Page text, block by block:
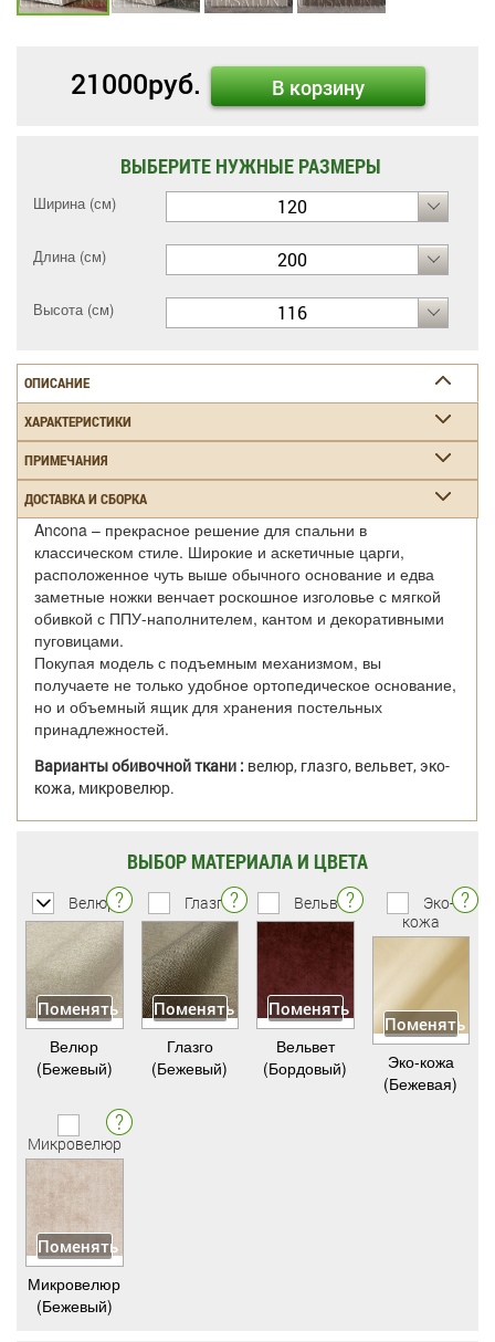
21000руб. В корзину
ВЫБЕРИТЕ НУЖНЫЕ РАЗМЕРЫ
Ширина (см) 120
Длина (см) 200
Высота (см) 116
ОПИСАНИЕ
ХАРАКТЕРИСТИКИ
ПРИМЕЧАНИЯ
ДОСТАВКА И СБОРКА
Ancona – прекрасное решение для спальни в
классическом стиле. Широкие и аскетичные царги,
расположенное чуть выше обычного основание и едва
заметные ножки венчает роскошное изголовье с мягкой
обивкой с ППУ-наполнителем, кантом и декоративными
пуговицами.
Покупая модель с подъемным механизмом, вы
получаете не только удобное ортопедическое основание,
но и объемный ящик для хранения постельных
принадлежностей.
Варианты обивочной ткани : велюр, глазго, вельвет, эко-
кожа, микровелюр.
ВЫБОР МАТЕРИАЛА И ЦВЕТА
Велюр
Поменять
Велюр
(Бежевый)
Глазго
Поменять
Глазго
(Бежевый)
Вельвет
Поменять
Вельвет
(Бордовый)
Эко-
кожа
Поменять
Эко-кожа
(Бежевая)
Микровелюр
Поменять
Микровелюр
(Бежевый)